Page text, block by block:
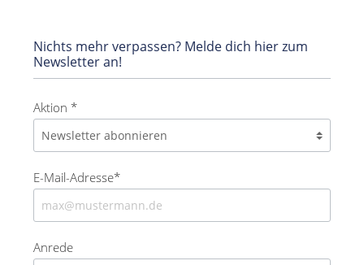
Nichts mehr verpassen? Melde dich hier zum
Newsletter an!
Aktion *
E-Mail-Adresse*
Anrede